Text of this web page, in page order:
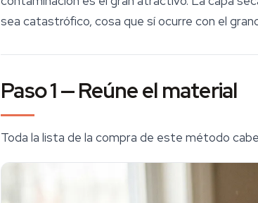
sea catastrófico, cosa que sí ocurre con el
Paso 1 — Reúne el material
Toda la lista de la compra de este método